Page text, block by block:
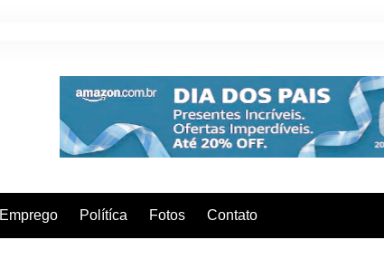
Emprego Polítíca Fotos Contato